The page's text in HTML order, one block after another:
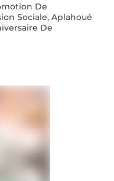
De
Sociale, Aplahoué
De